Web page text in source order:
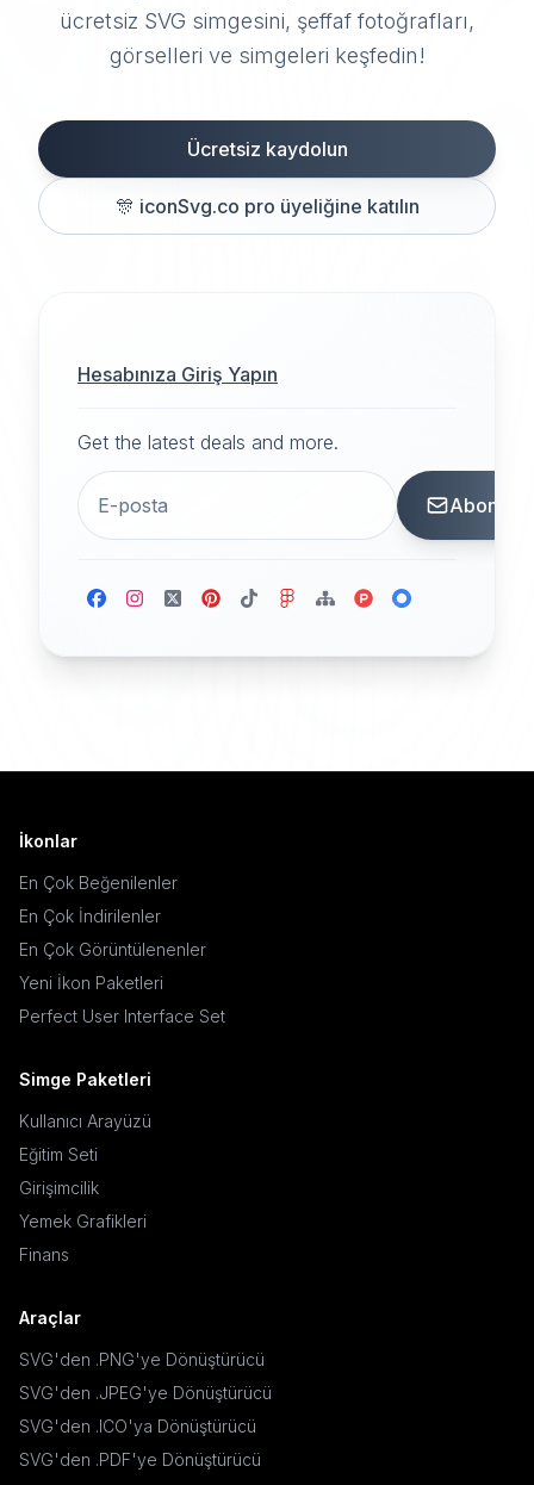
ücretsiz SVG simgesini, şeffaf fotoğrafları,
görselleri ve simgeleri keşfedin!
Ücretsiz kaydolun
🎊 iconSvg.co pro üyeliğine katılın
Hesabınıza Giriş Yapın
Get the latest deals and more.
Abone
İkonlar
En Çok Beğenilenler
En Çok İndirilenler
En Çok Görüntülenenler
Yeni İkon Paketleri
Perfect User Interface Set
Simge Paketleri
Kullanıcı Arayüzü
Eğitim Seti
Girişimcilik
Yemek Grafikleri
Finans
Araçlar
SVG'den .PNG'ye Dönüştürücü
SVG'den .JPEG'ye Dönüştürücü
SVG'den .ICO'ya Dönüştürücü
SVG'den .PDF'ye Dönüştürücü